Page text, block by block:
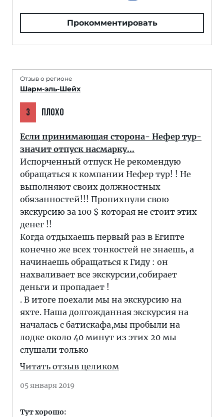
Прокомментировать
Отзыв о регионе
Шарм-эль-Шейх
3 ПЛОХО
Если принимающая сторона- Нефер тур-
значит отпуск насмарку...
Испорченный отпуск Не рекомендую
обращаться к компании Нефер тур! ! Не
выполняют своих должностных
обязанностей!!! Пропихнули свою
экскурсию за 100 $ которая не стоит этих
денег !!
Когда отдыхаешь первый раз в Египте
конечно же всех тонкостей не знаешь, а
начинаешь обращаться к Гиду : он
нахваливает все экскурсии,собирает
деньги и пропадает !
. В итоге поехали мы на экскурсию на
яхте. Наша долгожданная экскурсия на
началась с батискафа,мы пробыли на
лодке около 40 минут из этих 20 мы
слушали только
Читать отзыв целиком
05 января 2019
Тут хорошо: